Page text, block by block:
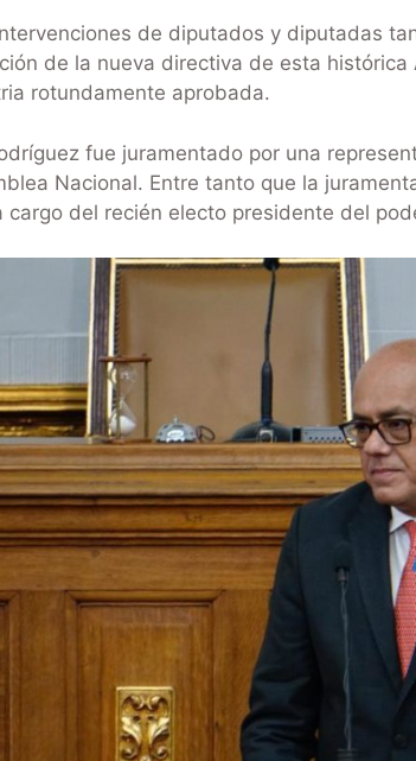
de diputados y diputadas
de la nueva directiva de esta
rotundamente aprobada.
fue juramentado por una
Nacional. Entre tanto que la
cargo del recién electo presidente del